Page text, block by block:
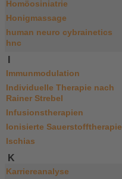
Homöosiniatrie
Honigmassage
human neuro cybrainetics
hnc
Immunmodulation
Individuelle Therapie nach
Rainer Strebel
Infusionstherapien
Ionisierte Sauerstofftherapie
Ischias
K
Karriereanalyse